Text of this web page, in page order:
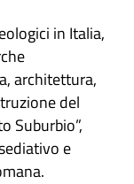
in Italia,
architettura,
del
Suburbio”,
e